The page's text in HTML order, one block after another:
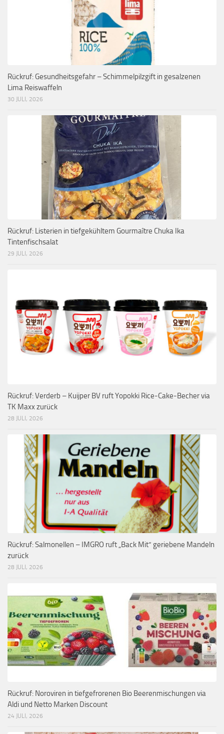
Rückruf: Gesundheitsgefahr – Schimmelpilzgift in gesalzenen
Lima Reiswaffeln
30 JULI, 2026
Rückruf: Listerien in tiefgekühltem Gourmaître Chuka Ika
Tintenfischsalat
29 JULI, 2026
Rückruf: Verderb – Kuijper BV ruft Yopokki Rice-Cake-Becher via
TK Maxx zurück
28 JULI, 2026
Rückruf: Salmonellen – IMGRO ruft „Back Mit“ geriebene Mandeln
zurück
28 JULI, 2026
Rückruf: Noroviren in tiefgefrorenen Bio Beerenmischungen via
Aldi und Netto Marken Discount
24 JULI, 2026